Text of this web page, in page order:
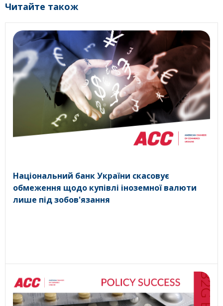
Читайте також
Національний банк України скасовує
обмеження щодо купівлі іноземної валюти
лише під зобов'язання